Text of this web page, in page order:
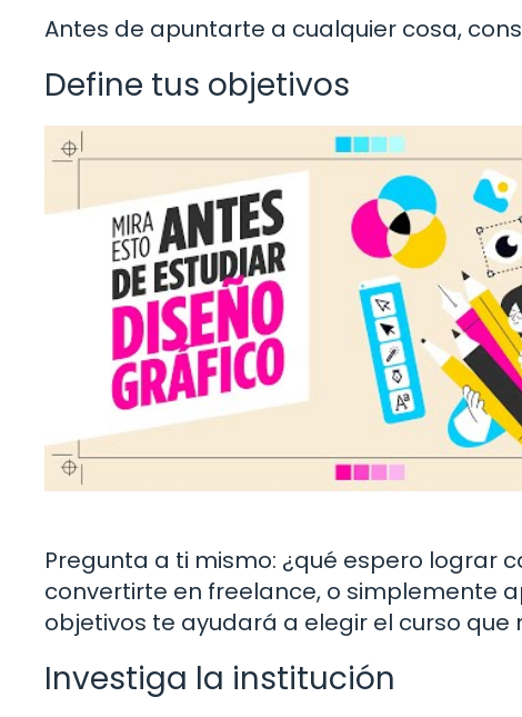
Antes de apuntarte a cualquier cosa,
Define tus objetivos
Pregunta a ti mismo: ¿qué espero lograr
convertirte en freelance, o simplemente
objetivos te ayudará a elegir el curso
Investiga la institución